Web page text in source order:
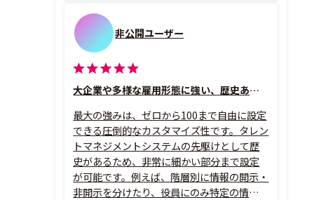
非公開ユーザー
大企業や多様な雇用形態に強い、歴史ある高機能タレマネ
最大の強みは、ゼロから100まで自由に設定
できる圧倒的なカスタマイズ性です。タレン
トマネジメントシステムの先駆けとして歴
史があるため、非常に細かい部分まで設定
が可能です。例えば、階層別に情報の開示・
非開示を分けたり、役員にのみ特定の情報を